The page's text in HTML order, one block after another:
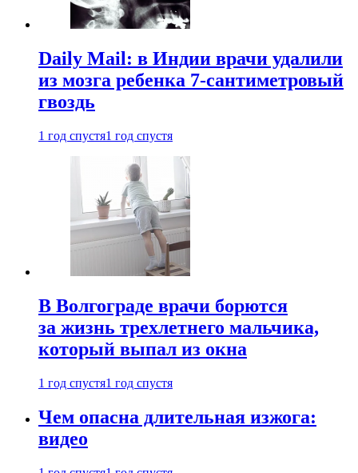
Daily Mail: в Индии врачи удалили
из мозга ребенка 7-сантиметровый
гвоздь
1 год спустя1 год спустя
В Волгограде врачи борются
за жизнь трехлетнего мальчика,
который выпал из окна
1 год спустя1 год спустя
Чем опасна длительная изжога:
видео